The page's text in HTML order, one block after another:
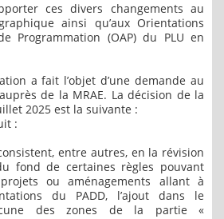
ces divers changements au
ainsi qu’aux Orientations
Programmation (OAP) du PLU en
a fait l’objet d’une demande au
de la MRAE. La décision de la
2025 est la suivante :
:
entre autres, en la révision
fond de certaines règles pouvant
ou aménagements allant à
du PADD, l’ajout dans le
des zones de la partie «